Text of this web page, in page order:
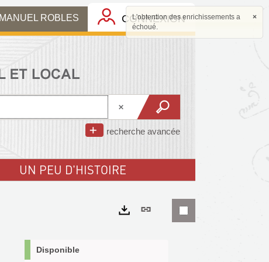
ROBLES CONNEXION
recherche avancée
UN PEU D'HISTOIRE
Lien
Disponible
×
L'obtention des enrichissements a
échoué.